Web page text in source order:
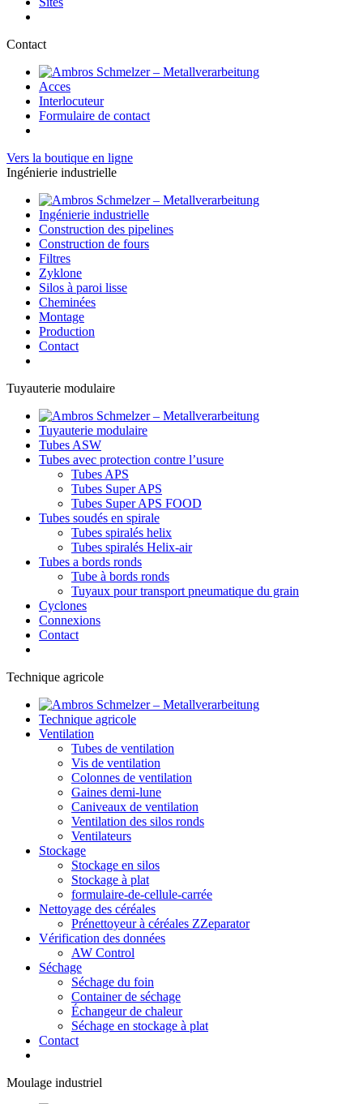
Contact
Acces
Interlocuteur
Formulaire de contact
Vers la boutique en ligne
Ingénierie industrielle
Ingénierie industrielle
Construction des pipelines
Construction de fours
Filtres
Zyklone
Silos à paroi lisse
Cheminées
Montage
Production
Contact
Tuyauterie modulaire
Tuyauterie modulaire
Tubes ASW
Tubes avec protection contre l’usure
Tubes APS
Tubes Super APS
Tubes Super APS FOOD
Tubes soudés en spirale
Tubes spiralés helix
Tubes spiralés Helix-air
Tubes a bords ronds
Tube à bords ronds
Tuyaux pour transport pneumatique du grain
Cyclones
Connexions
Contact
Technique agricole
Technique agricole
Ventilation
Tubes de ventilation
Vis de ventilation
Colonnes de ventilation
Gaines demi-lune
Caniveaux de ventilation
Ventilation des silos ronds
Ventilateurs
Stockage
Stockage en silos
Stockage à plat
formulaire-de-cellule-carrée
Nettoyage des céréales
Prénettoyeur à céréales ZZeparator
Vérification des données
AW Control
Séchage
Séchage du foin
Container de séchage
Échangeur de chaleur
Séchage en stockage à plat
Contact
Moulage industriel